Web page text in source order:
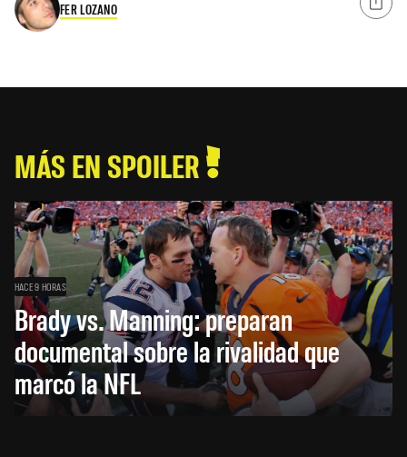
FER LOZANO
MÁS EN SPOILER
HACE 9 HORAS
Brady vs. Manning: preparan
documental sobre la rivalidad que
marcó la NFL